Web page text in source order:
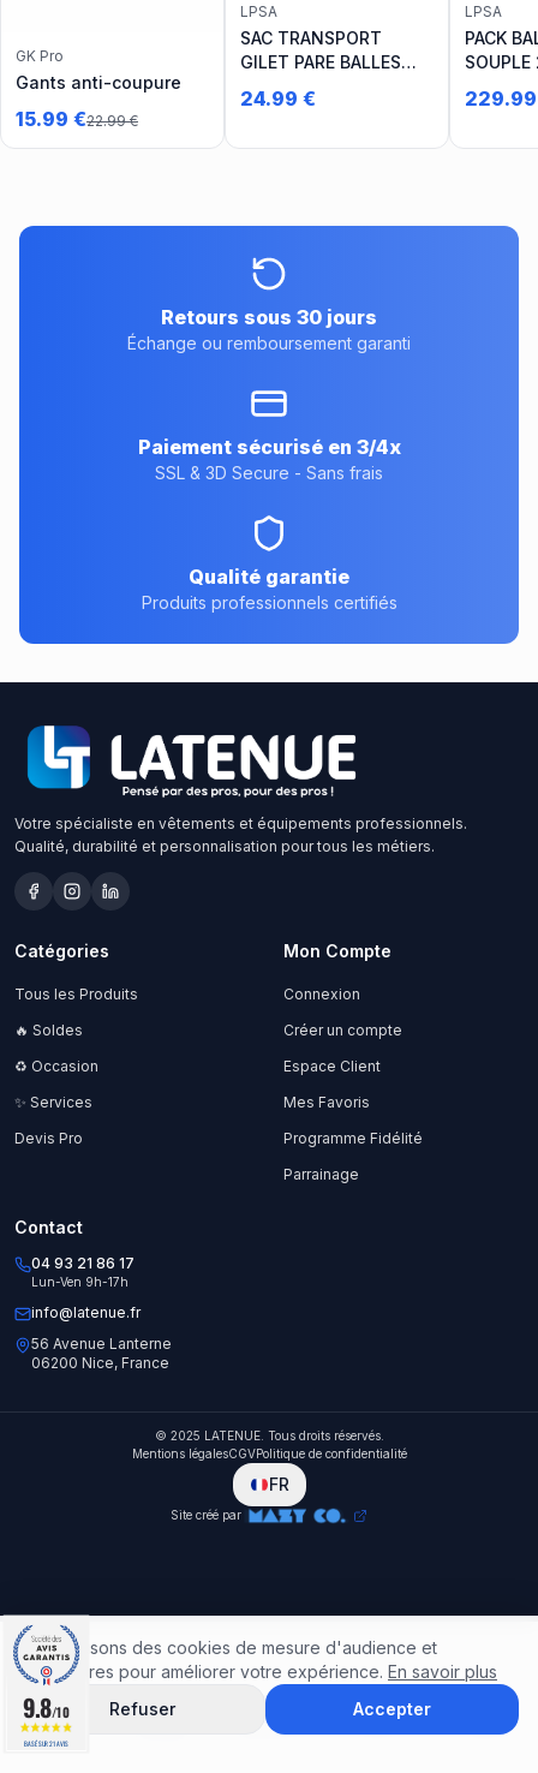
Nous utilisons des cookies de mesure d'audience et
publicitaires pour améliorer votre expérience. En savoir plus
Refuser
Accepter
GK Pro
Gants anti-coupure
15.99 €22.99€
LPSA
SAC TRANSPORT
GILET PARE BALLES
24.99 €
LPSA
PACK
229.99
Retours sous 30 jours
Échange ou remboursement garanti
Paiement sécurisé en 3/4x
SSL & 3D Secure - Sans frais
Qualité garantie
Produits professionnels certifiés
Votre spécialiste en vêtements et équipements professionnels.
Qualité, durabilité et personnalisation pour tous les métiers.
Catégories
Tous les Produits
🔥 Soldes
♻️ Occasion
✨ Services
Devis Pro
Mon Compte
Connexion
Créer un compte
Espace Client
Mes Favoris
Programme Fidélité
Parrainage
Contact
04 93 21 86 17
Lun-Ven 9h-17h
info@latenue.fr
56 Avenue Lanterne
06200 Nice, France
© 2025 LATENUE. Tous droits réservés.
Mentions légalesCGVPolitique de confidentialité
FR
Site créé par
Accueil Rechercher Favoris Panier
9.8/10
BASÉ SUR 21 AVIS
9.8/10
BASÉ SUR 21 AVIS